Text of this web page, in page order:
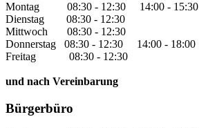
Montag 08:30 - 12:30 14:00 - 15:30
Dienstag 08:30 - 12:30
Mittwoch 08:30 - 12:30
Donnerstag 08:30 - 12:30 14:00 - 18:00
Freitag 08:30 - 12:30
und nach Vereinbarung
Bürgerbüro